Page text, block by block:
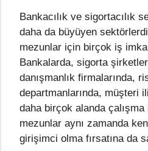
Bankacılık ve sigortacılık
daha da büyüyen
mezunlar için birçok iş
Bankalarda, sigorta
danışmanlık firmalarında,
departmanlarında, müşteri
daha birçok alanda çalışma
mezunlar aynı zamanda
girişimci olma fırsatına da